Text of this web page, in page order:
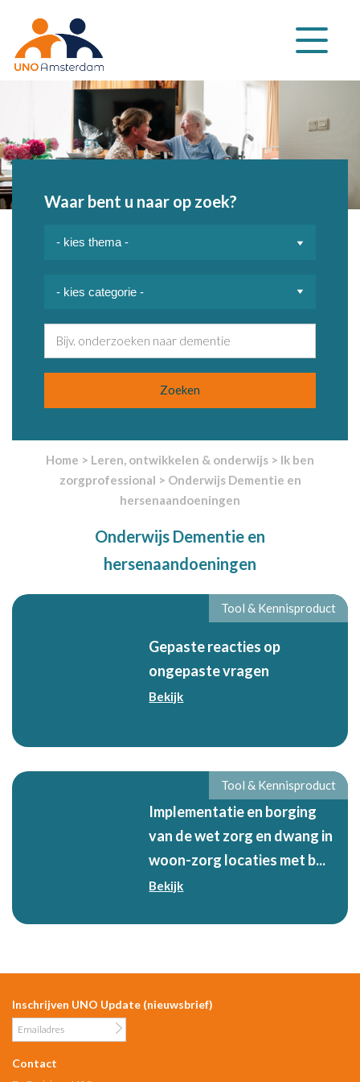
Klap
navigatie
Waar bent u naar op zoek?
Home > Leren, ontwikkelen & onderwijs > Ik ben
zorgprofessional > Onderwijs Dementie en
hersenaandoeningen
Onderwijs Dementie en
hersenaandoeningen
Gepaste reacties op
ongepaste vragen
Bekijk
Tool & Kennisproduct
Implementatie en borging
van de wet zorg en dwang in
woon-zorg locaties met b...
Bekijk
Tool & Kennisproduct
Inschrijven UNO Update (nieuwsbrief)
Contact